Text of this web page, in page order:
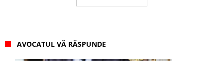
AVOCATUL VĂ RĂSPUNDE